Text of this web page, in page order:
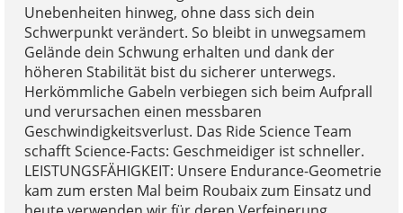
Unebenheiten hinweg, ohne dass sich dein
Schwerpunkt verändert. So bleibt in unwegsamem
Gelände dein Schwung erhalten und dank der
höheren Stabilität bist du sicherer unterwegs.
Herkömmliche Gabeln verbiegen sich beim Aufprall
und verursachen einen messbaren
Geschwindigkeitsverlust. Das Ride Science Team
schafft Science-Facts: Geschmeidiger ist schneller.
LEISTUNGSFÄHIGKEIT: Unsere Endurance-Geometrie
kam zum ersten Mal beim Roubaix zum Einsatz und